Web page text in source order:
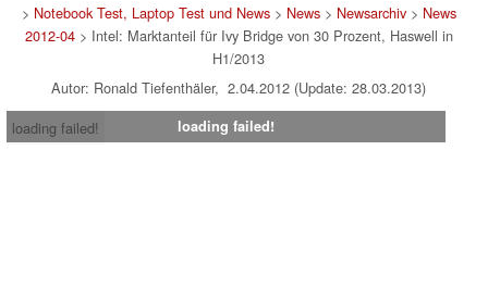
> Notebook Test, Laptop Test und News> News> Newsarchiv> News
2012-04> Intel: Marktanteil für Ivy Bridge von 30 Prozent, Haswell in
H1/2013
Autor: Ronald Tiefenthäler, 2.04.2012 (Update: 28.03.2013)
loading failed!
loading failed!